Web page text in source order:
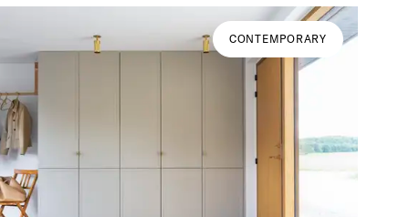
CONTEMPORARY